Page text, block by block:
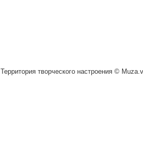
Территория творческого настроения ©